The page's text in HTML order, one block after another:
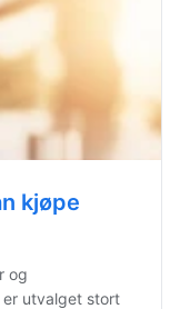
kjøpe
og
er utvalget stort